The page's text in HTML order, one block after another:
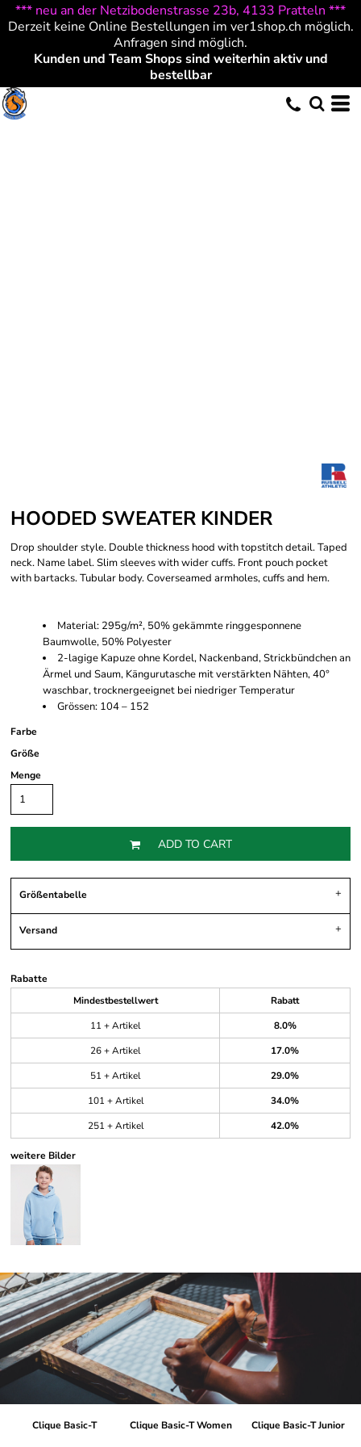
*** neu an der Netzibodenstrasse 23b, 4133 Pratteln ***
Derzeit keine Online Bestellungen im ver1shop.ch möglich.
Anfragen sind möglich.
Kunden und Team Shops sind weiterhin aktiv und
bestellbar
HOODED SWEATER KINDER
Drop shoulder style. Double thickness hood with topstitch detail. Taped
neck. Name label. Slim sleeves with wider cuffs. Front pouch pocket
with bartacks. Tubular body. Coverseamed armholes, cuffs and hem.
Material: 295g/m², 50% gekämmte ringgesponnene
Baumwolle, 50% Polyester
2-lagige Kapuze ohne Kordel, Nackenband, Strickbündchen an
Ärmel und Saum, Kängurutasche mit verstärkten Nähten, 40°
waschbar, trocknergeeignet bei niedriger Temperatur
Grössen: 104 – 152
Farbe
Größe
Menge
ADD TO CART
Größentabelle
Versand
Rabatte
Mindestbestellwert
Rabatt
11 + Artikel
8.0%
26 + Artikel
17.0%
51 + Artikel
29.0%
101 + Artikel
34.0%
251 + Artikel
42.0%
weitere Bilder
Clique Basic-T Clique Basic-T Women Clique Basic-T Junior